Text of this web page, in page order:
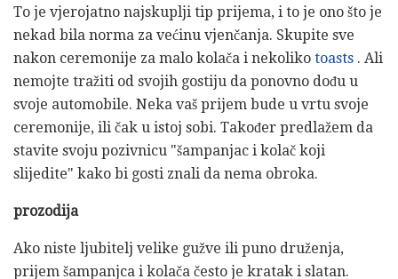
To je vjerojatno najskuplji tip prijema, i to je ono što je
nekad bila norma za većinu vjenčanja. Skupite sve
nakon ceremonije za malo kolača i nekoliko toasts . Ali
nemojte tražiti od svojih gostiju da ponovno dođu u
svoje automobile. Neka vaš prijem bude u vrtu svoje
ceremonije, ili čak u istoj sobi. Također predlažem da
stavite svoju pozivnicu "šampanjac i kolač koji
slijedite" kako bi gosti znali da nema obroka.
prozodija
Ako niste ljubitelj velike gužve ili puno druženja,
prijem šampanjca i kolača često je kratak i slatan.